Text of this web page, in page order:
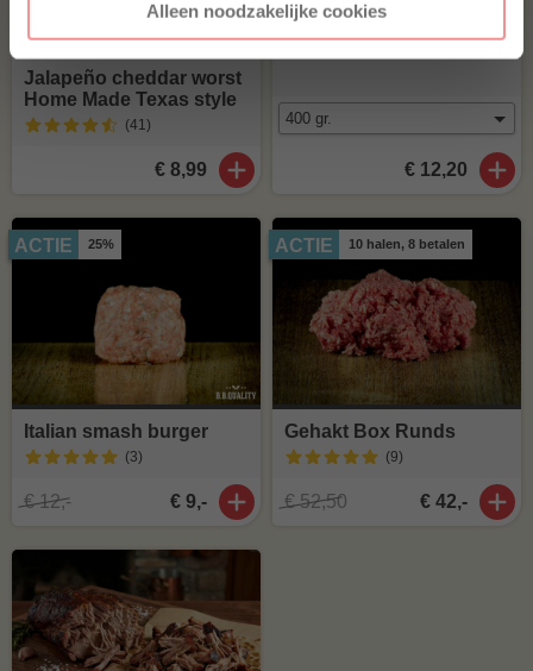
Alleen noodzakelijke cookies
Jalapeño cheddar worst
Home Made Texas style
(41)
€ 8,99
Iberico ribfingers
(31)
€ 12,20
ACTIE 25%
Italian smash burger
(3)
€ 12,- € 9,-
ACTIE 10 halen, 8 betalen
Gehakt Box Runds
(9)
€ 52,50 € 42,-